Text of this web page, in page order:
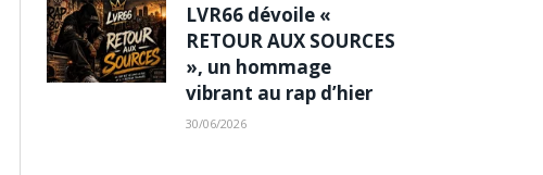
LVR66 dévoile «
RETOUR AUX SOURCES
», un hommage
vibrant au rap d’hier
30/06/2026